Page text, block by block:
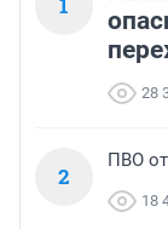
1
28
2
ПВО
18